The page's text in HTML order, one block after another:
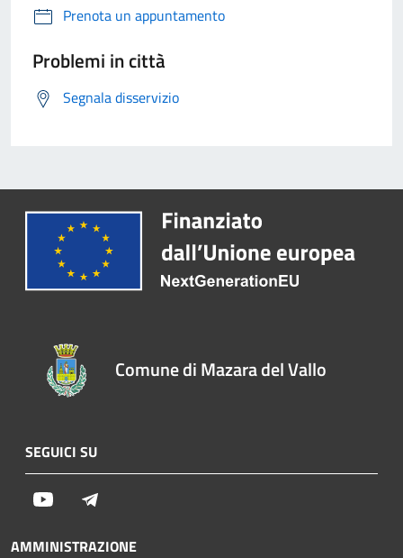
Prenota un appuntamento
Problemi in città
Segnala disservizio
Comune di Mazara del Vallo
SEGUICI SU
Youtube
AMMINISTRAZIONE